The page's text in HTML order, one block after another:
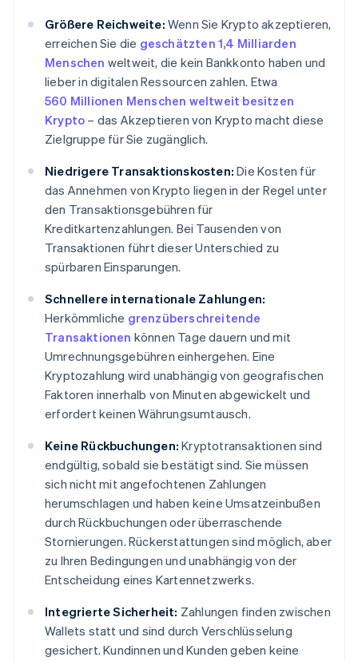
Größere Reichweite: Wenn Sie Krypto akzeptieren,
erreichen Sie die geschätzten 1,4 Milliarden
Menschen weltweit, die kein Bankkonto haben und
lieber in digitalen Ressourcen zahlen. Etwa
560 Millionen Menschen weltweit besitzen
Krypto – das Akzeptieren von Krypto macht diese
Zielgruppe für Sie zugänglich.
Niedrigere Transaktionskosten: Die Kosten für
das Annehmen von Krypto liegen in der Regel unter
den Transaktionsgebühren für
Kreditkartenzahlungen. Bei Tausenden von
Transaktionen führt dieser Unterschied zu
spürbaren Einsparungen.
Schnellere internationale Zahlungen:
Herkömmliche grenzüberschreitende
Transaktionen können Tage dauern und mit
Umrechnungsgebühren einhergehen. Eine
Kryptozahlung wird unabhängig von geografischen
Faktoren innerhalb von Minuten abgewickelt und
erfordert keinen Währungsumtausch.
Keine Rückbuchungen: Kryptotransaktionen sind
endgültig, sobald sie bestätigt sind. Sie müssen
sich nicht mit angefochtenen Zahlungen
herumschlagen und haben keine Umsatzeinbußen
durch Rückbuchungen oder überraschende
Stornierungen. Rückerstattungen sind möglich, aber
zu Ihren Bedingungen und unabhängig von der
Entscheidung eines Kartennetzwerks.
Integrierte Sicherheit: Zahlungen finden zwischen
Wallets statt und sind durch Verschlüsselung
gesichert. Kundinnen und Kunden geben keine